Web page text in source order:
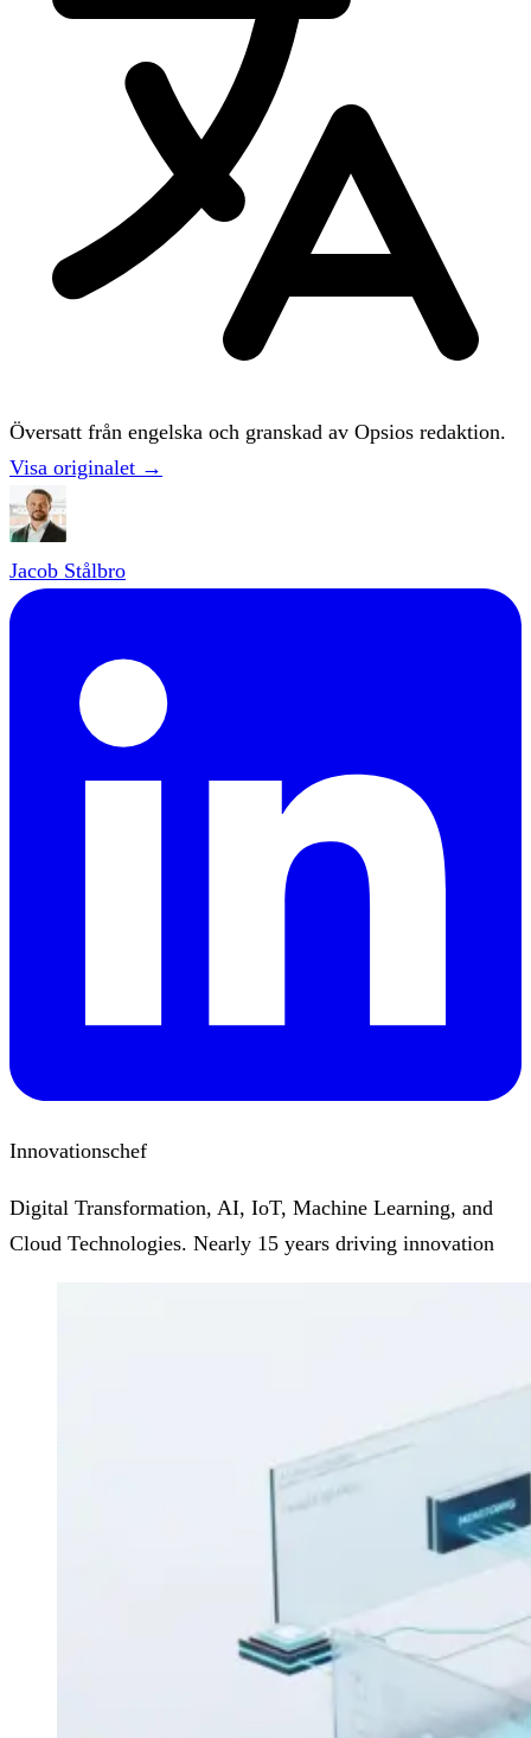
Översatt från engelska och granskad av Opsios redaktion.
Visa originalet →
Jacob Stålbro
Innovationschef
Digital Transformation, AI, IoT, Machine Learning, and
Cloud Technologies. Nearly 15 years driving innovation